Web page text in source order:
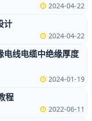
2024-04-22
计
2024-04-22
电线电缆中绝缘厚度
2024-01-19
程
2022-06-11